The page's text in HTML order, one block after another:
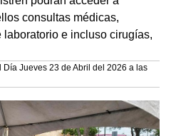
consultas médicas,
e incluso cirugías,
Día Jueves 23 de Abril del 2026 a las